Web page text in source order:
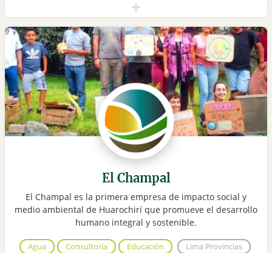
El Champal
El Champal es la primera empresa de impacto social y
medio ambiental de Huarochirí que promueve el desarrollo
humano integral y sostenible.
Agua Consultoría Educación Lima Provincias